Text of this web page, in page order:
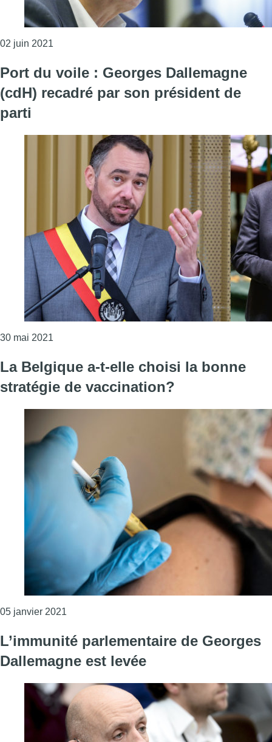
02 juin 2021
Port du voile : Georges Dallemagne
(cdH) recadré par son président de
parti
30 mai 2021
La Belgique a-t-elle choisi la bonne
stratégie de vaccination?
05 janvier 2021
L’immunité parlementaire de Georges
Dallemagne est levée